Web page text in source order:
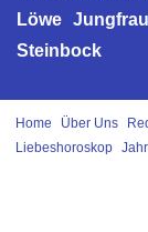
Löwe Jungfrau
Steinbock
Home Über Uns
Liebeshoroskop